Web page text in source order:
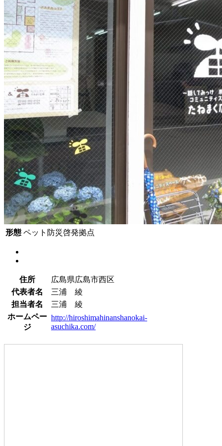
形態 ペット防災啓発拠点
住所
広島県広島市西区
代表者名
三浦 綾
担当者名
三浦 綾
ホームペー
ジ
http://hiroshimahinanshanokai-
asuchika.com/